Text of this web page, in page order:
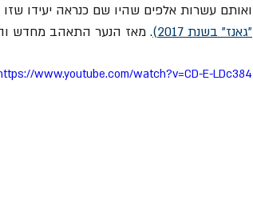
ואותם עשרות אלפים שהיו שם כנראה יעידו
"גאנז" בשנת 2017)
. מאז הנער התאהב מחדש
www.youtube.com/watch?v=CD-E-LDc384